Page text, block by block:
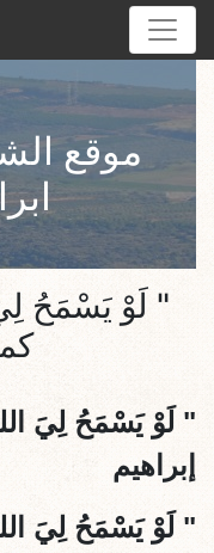
موقع
" لَوْ يَسْمَحُ
" لَوْ يَسْمَحُ لِيَ
إبراهيم
" لَوْ يَسْمَحُ لِيَ